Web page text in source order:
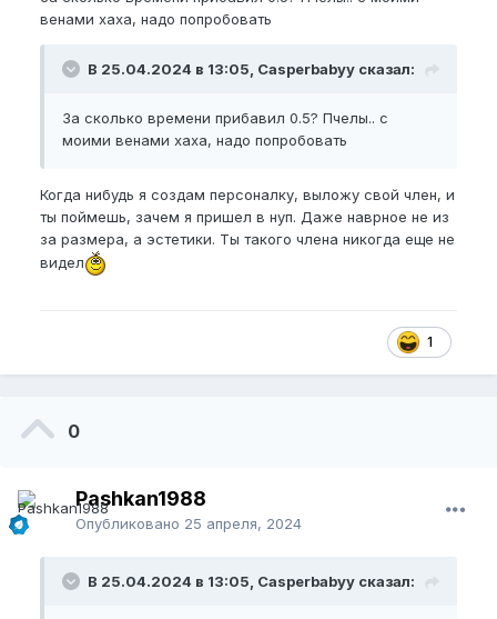
венами хаха, надо попробовать
В 25.04.2024 в 13:05, Casperbabyy сказал:
За сколько времени прибавил 0.5? Пчелы.. с
моими венами хаха, надо попробовать
Когда нибудь я создам персоналку, выложу свой член, и
ты поймешь, зачем я пришел в нуп. Даже наврное не из
за размера, а эстетики. Ты такого члена никогда еще не
видел
1
0
Pashkan1988
Опубликовано 25 апреля, 2024
В 25.04.2024 в 13:05, Casperbabyy сказал: